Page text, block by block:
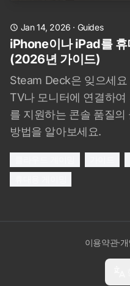
Jan 14, 2026 · Guides
iPhone이나 iPad를
(2026년 가이드)
Steam Deck은 잊으세
TV나 모니터에 연결하
를 지원하는 콘솔 품질
방법을 알아보세요.
이용약관·